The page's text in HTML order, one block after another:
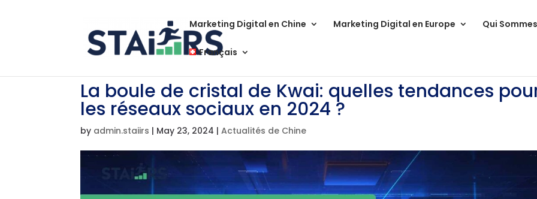
Marketing Digital en Chine Marketing Digital en Europe Qui
Français
La boule de cristal de Kwai: quelles tendances
les réseaux sociaux en 2024 ?
by admin.staiirs | May 23, 2024 |Actualités de Chine